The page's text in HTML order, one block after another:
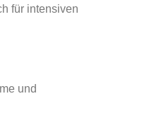
für intensiven
und